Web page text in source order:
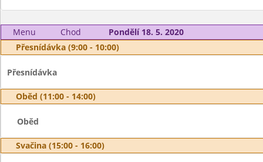
Menu Chod
Pondělí 18. 5. 2020
Přesnídávka (9:00 - 10:00)
Přesnídávka
Oběd (11:00 - 14:00)
Oběd
Svačina (15:00 - 16:00)